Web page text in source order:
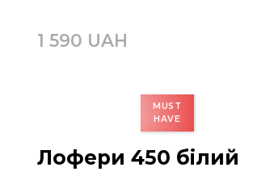
1 590 UAH
Лофери 450 білий